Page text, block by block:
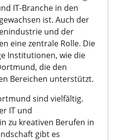
IT-Branche in den
ist. Auch der
und der
eine zentrale Rolle. Die
Institutionen, wie die
die den
Bereichen unterstützt.
sind vielfältig.
IT und
zu kreativen Berufen in
gibt es